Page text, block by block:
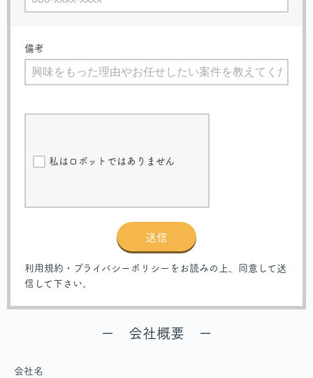
備考
私はロボットではありません
送信
利用規約・プライバシーポリシーをお読みの上、同意して送
信して下さい。
ー 会社概要 ー
会社名